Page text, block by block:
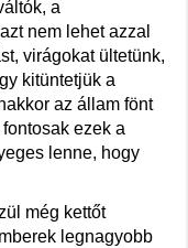
a
nem lehet azzal
virágokat ültetünk,
kitüntetjük a
az állam fönt
ezek a
lenne, hogy
még kettőt
legnagyobb